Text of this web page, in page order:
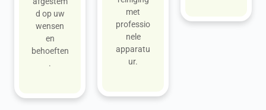
d op uw
wensen
en
behoeften
.
met
professio
nele
apparatu
ur.